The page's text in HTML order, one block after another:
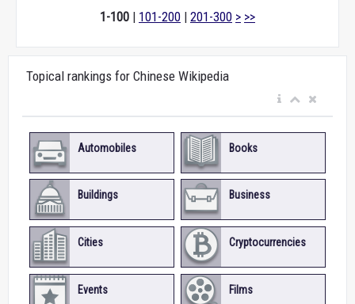
1-100 | 101-200 | 201-300 > >>
Topical rankings for Chinese Wikipedia
Automobiles Books
Buildings Business
Cities Cryptocurrencies
Events Films